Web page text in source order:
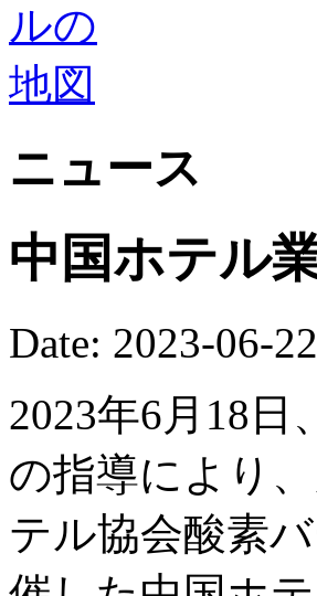
ニュース
中国ホテル
Date: 2023-06-22
2023年6月18
の指導により
テル協会酸素